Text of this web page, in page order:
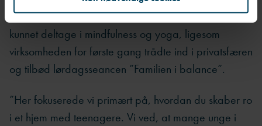
Derudover har alle Ateas ansatte - hvis de ville -
kunnet deltage i mindfulness og yoga, ligesom
virksomheden for første gang trådte ind i privatsfæren
og tilbød lørdagsseancen ”Familien i balance”.
”Her fokuserede vi primært på, hvordan du skaber ro
i et hjem med teenagere. Vi ved, at mange unge i